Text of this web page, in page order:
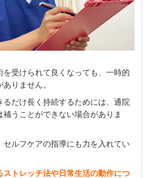
を受けられて良くなっても、一時的
りません。
るだけ長く持続するためには、通院
補うことができない場合がありま
セルフケアの指導にも力を入れてい
ストレッチ法や日常生活の動作につ